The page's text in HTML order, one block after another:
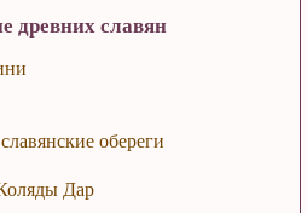
древних славян
обереги
Дар